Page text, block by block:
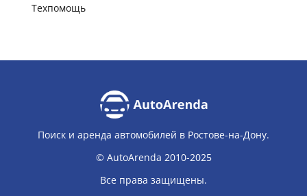
Техпомощь
Поиск и аренда автомобилей в Ростове-на-Дону.
© AutoArenda 2010-2025
Все права защищены.